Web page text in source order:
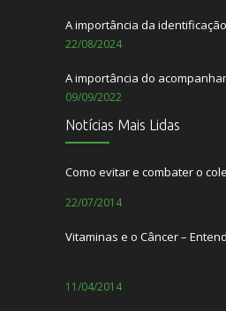
22/08/2024
09/09/2022
Setembro Amarelo – Mês de
31/05/2022
Centro de Combate ao
Notícias Mais Lidas
Como evitar e combater o
22/07/2014
Vitaminas e o Câncer –
11/04/2014